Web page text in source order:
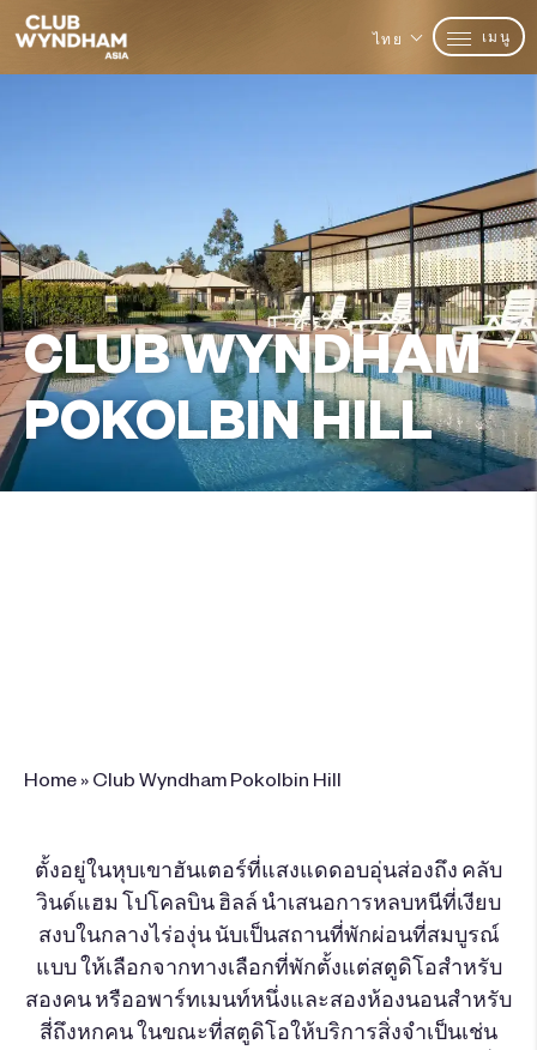
ไทย เมนู
CLUB WYNDHAM
POKOLBIN HILL
Home » Club Wyndham Pokolbin Hill
ตั้งอยู่ในหุบเขาฮันเตอร์ที่แสงแดดอบอุ่นส่องถึง คลับ
วินด์แฮม โปโคลบิน ฮิลล์ นำเสนอการหลบหนีที่เงียบ
สงบในกลางไร่องุ่น นับเป็นสถานที่พักผ่อนที่สมบูรณ์
แบบ ให้เลือกจากทางเลือกที่พักตั้งแต่สตูดิโอสำหรับ
สองคน หรืออพาร์ทเมนท์หนึ่งและสองห้องนอนสำหรับ
สี่ถึงหกคน ในขณะที่สตูดิโอให้บริการสิ่งจำเป็นเช่น